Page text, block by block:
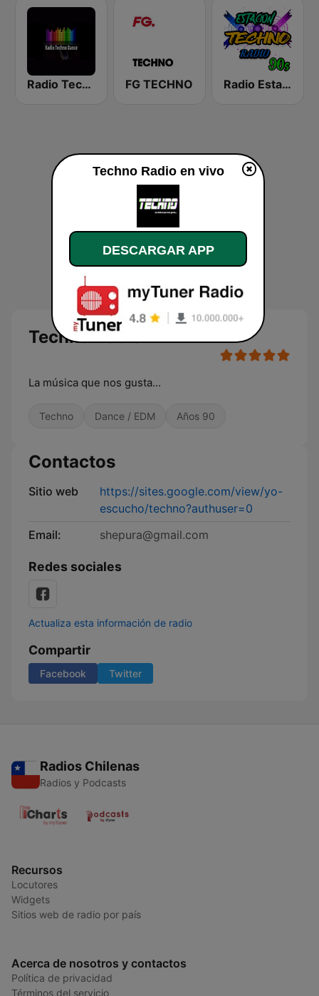
Radio Techno Dance Kneginec FG TECHNO Radio Estacion Techno
Techno Radio
La música que nos gusta...
Techno Dance / EDM Años 90
Contactos
Sitio web
https://sites.google.com/view/yo-
escucho/techno?authuser=0
Email:
shepura@gmail.com
Redes sociales
Actualiza esta información de radio
Compartir
Facebook Twitter
Radios Chilenas
Radios y Podcasts
Recursos
Locutores
Widgets
Sitios web de radio por país
Acerca de nosotros y contactos
Política de privacidad
Términos del servicio
Techno Radio en vivo
DESCARGAR APP